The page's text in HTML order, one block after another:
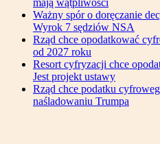
mają wątpliwości
Ważny spór o doręczanie
Wyrok 7 sędziów NSA
Rząd chce opodatkować
od 2027 roku
Resort cyfryzacji chce
Jest projekt ustawy
Rząd chce podatku
naśladowaniu Trumpa